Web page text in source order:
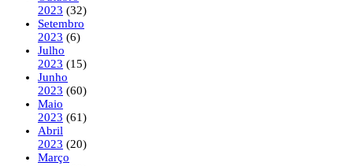
2023 (32)
Setembro
2023 (6)
Julho
2023 (15)
Junho
2023 (60)
Maio
2023 (61)
Abril
2023 (20)
Março